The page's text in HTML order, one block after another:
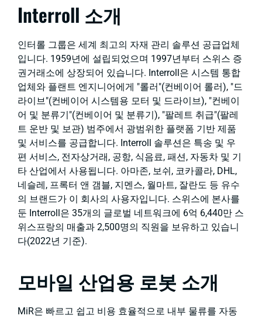
Interroll 소개
인터롤 그룹은 세계 최고의 자재 관리 솔루션 공급업체
입니다. 1959년에 설립되었으며 1997년부터 스위스 증
권거래소에 상장되어 있습니다. Interroll은 시스템 통합
업체와 플랜트 엔지니어에게 "롤러"(컨베이어 롤러), "드
라이브"(컨베이어 시스템용 모터 및 드라이브), "컨베이
어 및 분류기"(컨베이어 및 분류기), "팔레트 취급"(팔레
트 운반 및 보관) 범주에서 광범위한 플랫폼 기반 제품
및 서비스를 공급합니다. Interroll 솔루션은 특송 및 우
편 서비스, 전자상거래, 공항, 식음료, 패션, 자동차 및 기
타 산업에서 사용됩니다. 아마존, 보쉬, 코카콜라, DHL,
네슬레, 프록터 앤 갬블, 지멘스, 월마트, 잘란도 등 유수
의 브랜드가 이 회사의 사용자입니다. 스위스에 본사를
둔 Interroll은 35개의 글로벌 네트워크에 6억 6,440만 스
위스프랑의 매출과 2,500명의 직원을 보유하고 있습니
다(2022년 기준).
모바일 산업용 로봇 소개
MiR은 빠르고 쉽고 비용 효율적으로 내부 물류를 자동